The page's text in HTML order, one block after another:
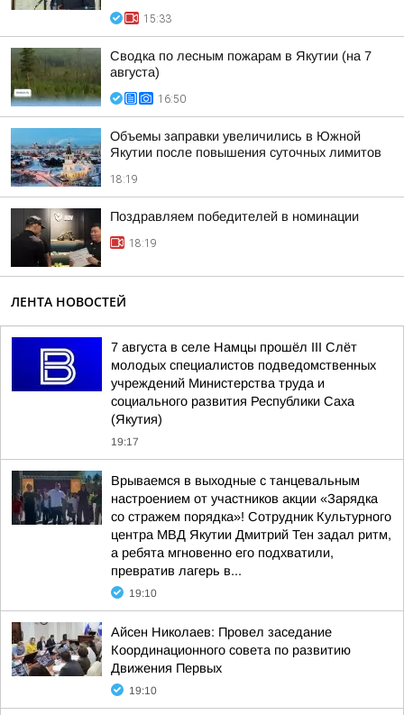
15:33
Сводка по лесным пожарам в Якутии (на 7
августа)
16:50
Объемы заправки увеличились в Южной
Якутии после повышения суточных лимитов
18:19
Поздравляем победителей в номинации
18:19
ЛЕНТА НОВОСТЕЙ
7 августа в селе Намцы прошёл III Слёт
молодых специалистов подведомственных
учреждений Министерства труда и
социального развития Республики Саха
(Якутия)
19:17
Врываемся в выходные с танцевальным
настроением от участников акции «Зарядка
со стражем порядка»! Сотрудник Культурного
центра МВД Якутии Дмитрий Тен задал ритм,
а ребята мгновенно его подхватили,
превратив лагерь в...
19:10
Айсен Николаев: Провел заседание
Координационного совета по развитию
Движения Первых
19:10